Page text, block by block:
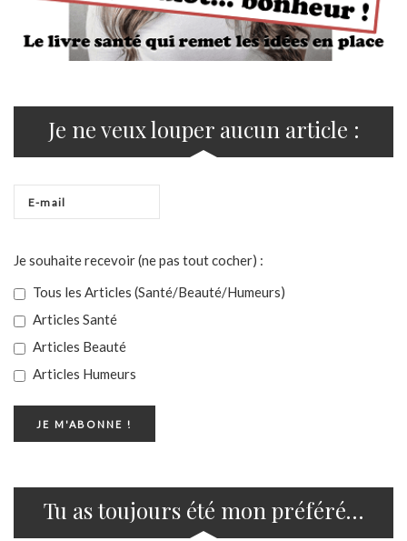
Je ne veux louper aucun article :
Je souhaite recevoir (ne pas tout cocher) :
Tous les Articles (Santé/Beauté/Humeurs)
Articles Santé
Articles Beauté
Articles Humeurs
Tu as toujours été mon préféré…